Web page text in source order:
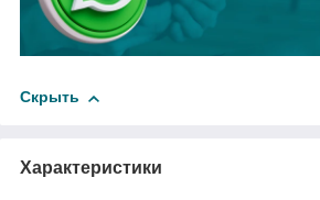
Скрыть
Характеристики